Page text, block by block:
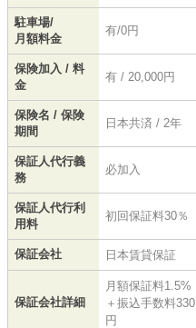
駐車場/
月額料金
有/0円
保険加入 / 料
金
有 / 20,000円
保険名 / 保険
期間
日本共済 / 2年
保証人代行義
務
必加入
保証人代行利
用料
初回保証料30％
保証会社 日本賃貸保証
保証会社詳細
月額保証料1.5%
＋振込手数料330
円